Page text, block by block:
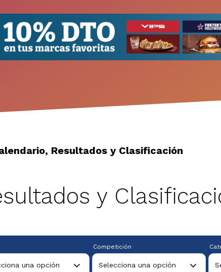
Resultados y Clasificación
y
una opción
Competición
Selecciona una opción